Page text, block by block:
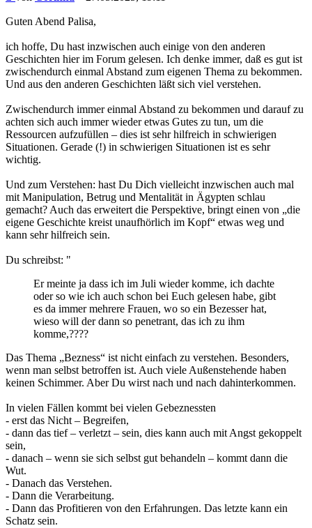
Guten Abend Palisa,
ich hoffe, Du hast inzwischen auch einige von den anderen
Geschichten hier im Forum gelesen. Ich denke immer, daß es gut ist
zwischendurch einmal Abstand zum eigenen Thema zu bekommen.
Und aus den anderen Geschichten läßt sich viel verstehen.
Zwischendurch immer einmal Abstand zu bekommen und darauf zu
achten sich auch immer wieder etwas Gutes zu tun, um die
Ressourcen aufzufüllen – dies ist sehr hilfreich in schwierigen
Situationen. Gerade (!) in schwierigen Situationen ist es sehr
wichtig.
Und zum Verstehen: hast Du Dich vielleicht inzwischen auch mal
mit Manipulation, Betrug und Mentalität in Ägypten schlau
gemacht? Auch das erweitert die Perspektive, bringt einen von „die
eigene Geschichte kreist unaufhörlich im Kopf“ etwas weg und
kann sehr hilfreich sein.
Du schreibst: "
Er meinte ja dass ich im Juli wieder komme, ich dachte
oder so wie ich auch schon bei Euch gelesen habe, gibt
es da immer mehrere Frauen, wo so ein Bezesser hat,
wieso will der dann so penetrant, das ich zu ihm
komme,????
Das Thema „Bezness“ ist nicht einfach zu verstehen. Besonders,
wenn man selbst betroffen ist. Auch viele Außenstehende haben
keinen Schimmer. Aber Du wirst nach und nach dahinterkommen.
In vielen Fällen kommt bei vielen Gebeznessten
- erst das Nicht – Begreifen,
- dann das tief – verletzt – sein, dies kann auch mit Angst gekoppelt
sein,
- danach – wenn sie sich selbst gut behandeln – kommt dann die
Wut.
- Danach das Verstehen.
- Dann die Verarbeitung.
- Dann das Profitieren von den Erfahrungen. Das letzte kann ein
Schatz sein.